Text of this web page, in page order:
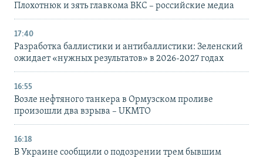
Плохотнюк и зять главкома ВКС – российские медиа
17:40
Разработка баллистики и антибаллистики: Зеленский
ожидает «нужных результатов» в 2026-2027 годах
16:55
Возле нефтяного танкера в Ормузском проливе
произошли два взрыва – UKMTO
16:18
В Украине сообщили о подозрении трем бывшим